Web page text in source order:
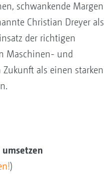
schwankende Margen
Christian Dreyer als
der richtigen
Maschinen- und
als einen starken
)